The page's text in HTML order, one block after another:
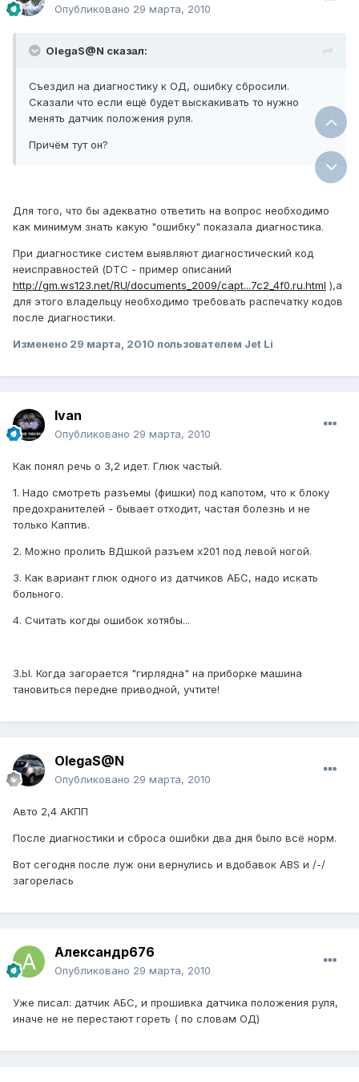
Опубликовано 29 марта, 2010
OlegaS@N сказал:
Съездил на диагностику к ОД, ошибку сбросили.
Сказали что если ещё будет выскакивать то нужно
менять датчик положения руля.
Причём тут он?
Для того, что бы адекватно ответить на вопрос необходимо
как минимум знать какую "ошибку" показала диагностика.
При диагностике систем выявляют диагностический код
неисправностей (DTC - пример описаний
http://gm.ws123.net/RU/documents_2009/capt...7c2_4f0.ru.html ),а
для этого владельцу необходимо требовать распечатку кодов
после диагностики.
Изменено 29 марта, 2010 пользователем Jet Li
Ivan
Опубликовано 29 марта, 2010
Как понял речь о 3,2 идет. Глюк частый.
1. Надо смотреть разъемы (фишки) под капотом, что к блоку
предохранителей - бывает отходит, частая болезнь и не
только Каптив.
2. Можно пролить ВДшкой разъем х201 под левой ногой.
3. Как вариант глюк одного из датчиков АБС, надо искать
больного.
4. Считать когды ошибок хотябы...
З.Ы. Когда загорается "гирлядна" на приборке машина
тановиться передне приводной, учтите!
OlegaS@N
Опубликовано 29 марта, 2010
Авто 2,4 АКПП
После диагностики и сброса ошибки два дня было всё норм.
Вот сегодня после луж они вернулись и вдобавок ABS и /-/
загорелась
Александр676
Опубликовано 29 марта, 2010
Уже писал: датчик АБС, и прошивка датчика положения руля,
иначе не не перестают гореть ( по словам ОД)